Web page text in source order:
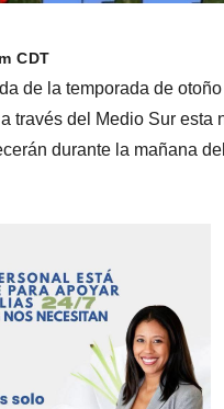
CDT
de la temporada de
través del Medio Sur esta
durante la mañana